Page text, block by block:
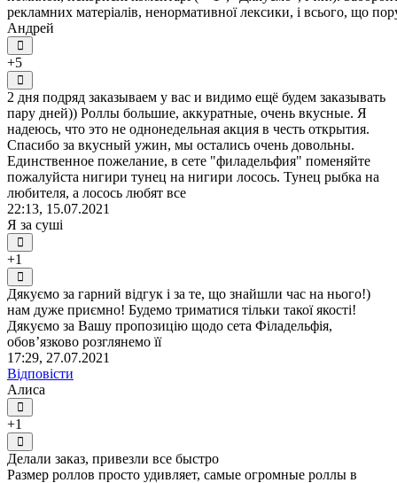
рекламних матеріалів, ненормативної лексики, і всього, що
Андрей
+5
2 дня подряд заказываем у вас и видимо ещё будем заказывать
пару дней)) Роллы большие, аккуратные, очень вкусные. Я
надеюсь, что это не однонедельная акция в честь открытия.
Спасибо за вкусный ужин, мы остались очень довольны.
Единственное пожелание, в сете "филадельфия" поменяйте
пожалуйста нигири тунец на нигири лосось. Тунец рыбка на
любителя, а лосось любят все
22:13, 15.07.2021
Я за суші
+1
Дякуємо за гарний відгук і за те, що знайшли час на нього!)
нам дуже приємно! Будемо триматися тільки такої якості!
Дякуємо за Вашу пропозицію щодо сета Філадельфія,
обов’язково розглянемо її
17:29, 27.07.2021
Відповісти
Алиса
+1
Делали заказ, привезли все быстро
Размер роллов просто удивляет, самые огромные роллы в